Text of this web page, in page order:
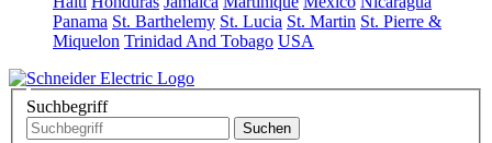
Panama St. Barthelemy St. Lucia St. Martin St. Pierre &
Miquelon Trinidad And Tobago USA
Suchbegriff